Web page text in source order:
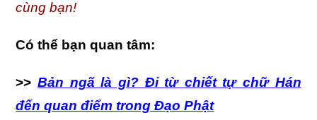
cùng bạn!
Có thể bạn quan tâm:
>> Bản ngã là gì? Đi từ chiết tự chữ Hán
đến quan điểm trong Đạo Phật